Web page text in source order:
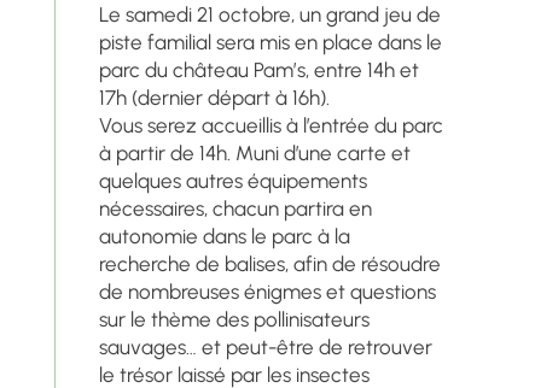
Le samedi 21 octobre, un grand jeu de
piste familial sera mis en place dans le
parc du château Pam’s, entre 14h et
17h (dernier départ à 16h).
Vous serez accueillis à l’entrée du parc
à partir de 14h. Muni d’une carte et
quelques autres équipements
nécessaires, chacun partira en
autonomie dans le parc à la
recherche de balises, afin de résoudre
de nombreuses énigmes et questions
sur le thème des pollinisateurs
sauvages… et peut-être de retrouver
le trésor laissé par les insectes